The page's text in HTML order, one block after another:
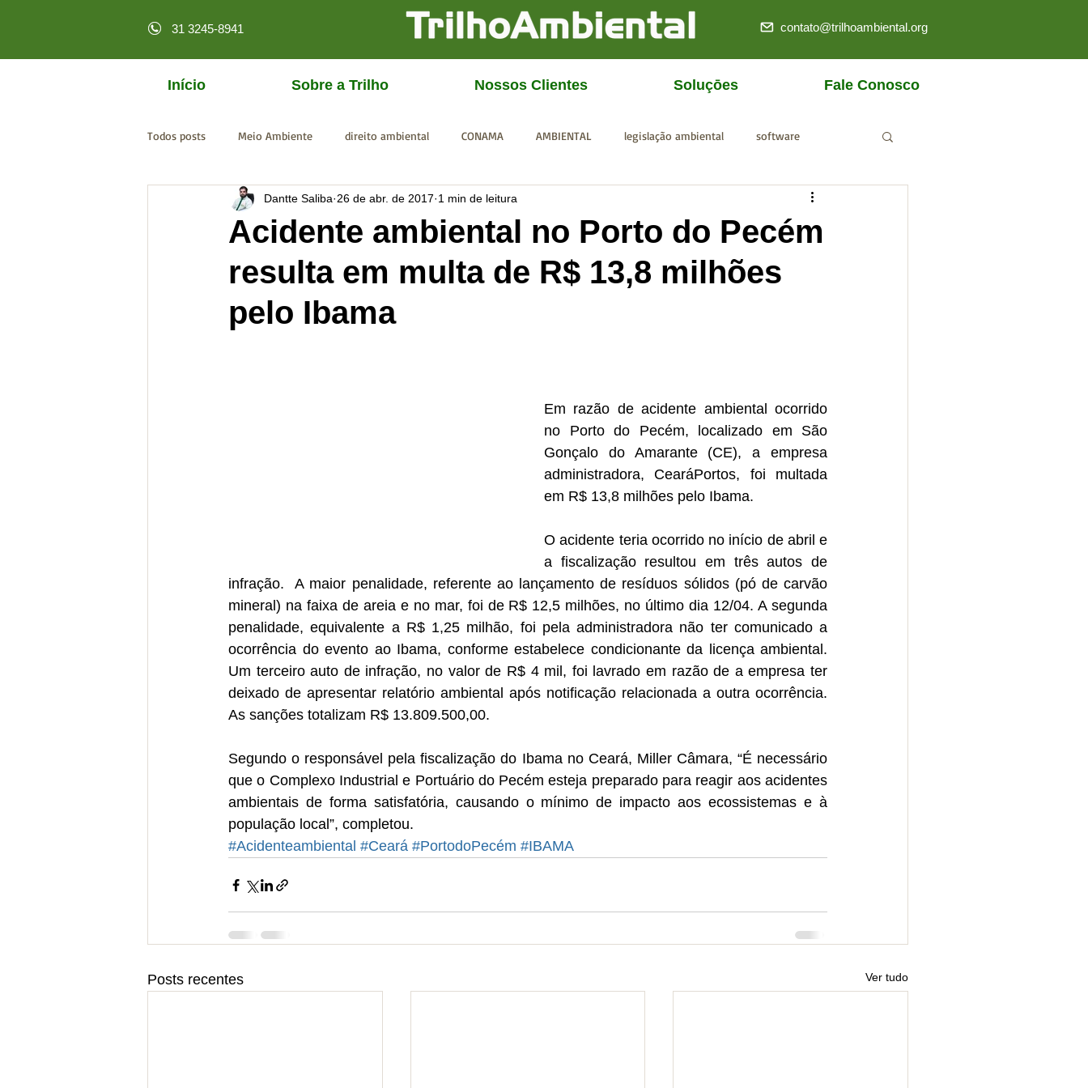
31 3245-8941 contato@trilhoambiental.org
Início Sobre a Trilho Nossos Clientes Soluçōes Fale Conosco
Todos posts Meio Ambiente direito ambiental CONAMA AMBIENTAL legislação ambiental software
licenciamento online MPF CGU IBAMA SISEMA
Acidente ambiental no Porto do Pecém
resulta em multa de R$ 13,8 milhões
pelo Ibama
Dantte Saliba 26 de abr. de 2017 1 min de leitura
Em razão de acidente ambiental ocorrido
no Porto do Pecém, localizado em São
Gonçalo do Amarante (CE), a empresa
administradora, CearáPortos, foi multada
em R$ 13,8 milhões pelo Ibama.
O acidente teria ocorrido no início de abril e
a fiscalização resultou em três autos de
infração.  A maior penalidade, referente ao lançamento de resíduos sólidos (pó de carvão
mineral) na faixa de areia e no mar, foi de R$ 12,5 milhões, no último dia 12/04. A segunda
penalidade, equivalente a R$ 1,25 milhão, foi pela administradora não ter comunicado a
ocorrência do evento ao Ibama, conforme estabelece condicionante da licença ambiental.
Um terceiro auto de infração, no valor de R$ 4 mil, foi lavrado em razão de a empresa ter
deixado de apresentar relatório ambiental após notificação relacionada a outra ocorrência.
As sanções totalizam R$ 13.809.500,00.
Segundo o responsável pela fiscalização do Ibama no Ceará, Miller Câmara, “É necessário
que o Complexo Industrial e Portuário do Pecém esteja preparado para reagir aos acidentes
ambientais de forma satisfatória, causando o mínimo de impacto aos ecossistemas e à
população local”, completou.
#Acidenteambiental #Ceará #PortodoPecém #IBAMA
Posts recentes Ver tudo